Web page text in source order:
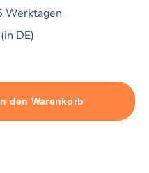
Werktagen
DE)
quantity: 5
den Warenkorb